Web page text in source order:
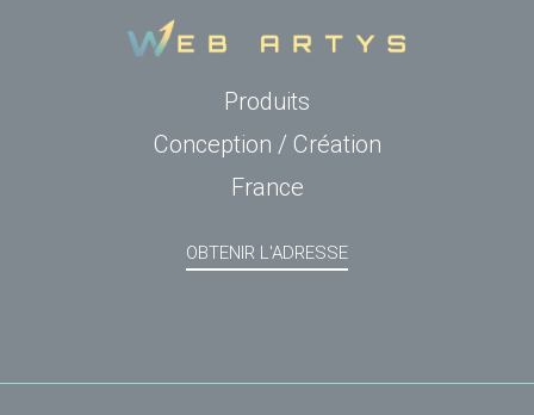
Produits
Conception / Création
France
OBTENIR L'ADRESSE